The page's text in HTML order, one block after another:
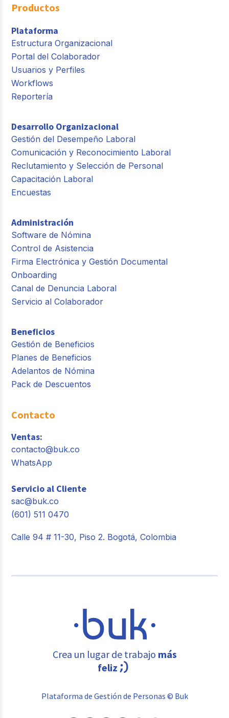
Productos
Plataforma
Estructura Organizacional
Portal del Colaborador
Usuarios y Perfiles
Workflows
Reportería
Desarrollo Organizacional
Gestión del Desempeño Laboral
Comunicación y Reconocimiento Laboral
Reclutamiento y Selección de Personal
Capacitación Laboral
Encuestas
Administración
Software de Nómina
Control de Asistencia
Firma Electrónica y Gestión Documental
Onboarding
Canal de Denuncia Laboral
Servicio al Colaborador
Beneficios
Gestión de Beneficios
Planes de Beneficios
Adelantos de Nómina
Pack de Descuentos
Contacto
Ventas:
contacto@buk.co
WhatsApp
Servicio al Cliente
sac@buk.co
(601) 511 0470
Calle 94 # 11-30, Piso 2. Bogotá, Colombia
Crea un lugar de trabajo más
feliz
Plataforma de Gestión de Personas © Buk